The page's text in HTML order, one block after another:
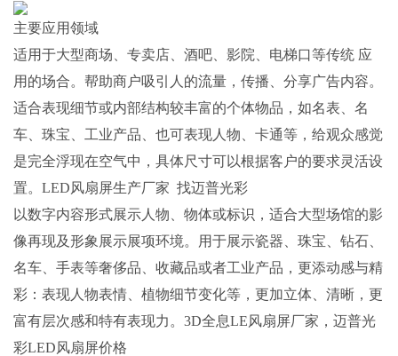
主要应用领域
适用于大型商场、专卖店、酒吧、影院、电梯口等传统 应
用的场合。帮助商户吸引人的流量，传播、分享广告内容。
适合表现细节或内部结构较丰富的个体物品，如名表、名
车、珠宝、工业产品、也可表现人物、卡通等，给观众感觉
是完全浮现在空气中，具体尺寸可以根据客户的要求灵活设
置。LED风扇屏生产厂家 找迈普光彩
以数字内容形式展示人物、物体或标识，适合大型场馆的影
像再现及形象展示展项环境。用于展示瓷器、珠宝、钻石、
名车、手表等奢侈品、收藏品或者工业产品，更添动感与精
彩：表现人物表情、植物细节变化等，更加立体、清晰，更
富有层次感和特有表现力。3D全息LE风扇屏厂家，迈普光
彩LED风扇屏价格